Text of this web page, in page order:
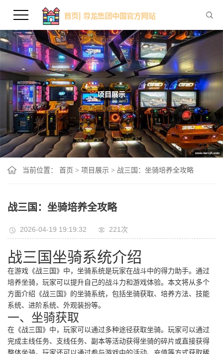
当前位置： 首页 > 项目展示 > 战三国：坐骑培养全攻略
战三国：坐骑培养全攻略
2026-04-19 19:19:32 221次
战三国坐骑系统介绍
在游戏《战三国》中，坐骑系统是玩家在战斗中的得力助手。通过
培养坐骑，玩家可以提升自己的战斗力和游戏体验。本文将从多个
方面介绍《战三国》的坐骑系统，包括坐骑获取、培养方法、技能
系统、进阶系统、外观装扮等。
一、坐骑获取
在《战三国》中，玩家可以通过多种途径获取坐骑。玩家可以通过
完成主线任务、支线任务、副本等活动获得坐骑的碎片或直接获得